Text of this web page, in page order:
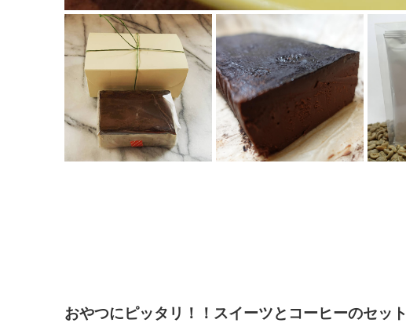
おやつにピッタリ！！スイーツとコーヒーのセット